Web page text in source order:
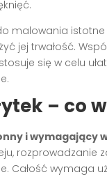
malowania
jej trwałość.
się w celu
– co
i wymagający
rozprowadzanie
Całość wymaga